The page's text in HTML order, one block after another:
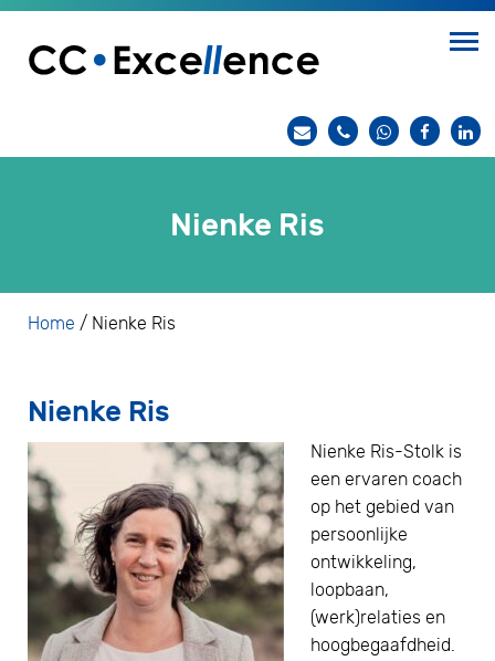
Nienke Ris
Home / Nienke Ris
Nienke Ris
Nienke Ris-Stolk is
een ervaren coach
op het gebied van
persoonlijke
ontwikkeling,
loopbaan,
(werk)relaties en
hoogbegaafdheid.